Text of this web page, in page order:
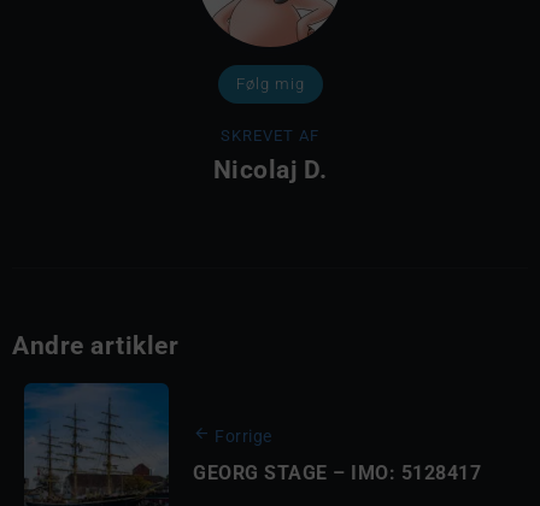
Følg mig
SKREVET AF
Nicolaj D.
Andre artikler
Forrige
GEORG STAGE – IMO: 5128417